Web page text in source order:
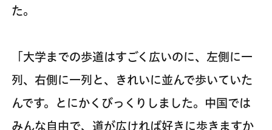
た。
「大学までの歩道はすごく広いのに、左側に一
列、右側に一列と、きれいに並んで歩いていた
んです。とにかくびっくりしました。中国では
みんな自由で、道が広ければ好きに歩きますか